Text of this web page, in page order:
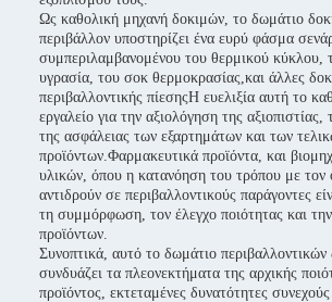
Ως καθολική μηχανή δοκιμών, το δωμάτιο
περιβάλλον υποστηρίζει ένα ευρύ φάσμα
συμπεριλαμβανομένου του θερμικού κύκλου,
υγρασία, του σοκ θερμοκρασίας,και άλλες
περιβαλλοντικής πίεσηςΗ ευελιξία αυτή το
εργαλείο για την αξιολόγηση της αξιοπιστίας,
της ασφάλειας των εξαρτημάτων και των
προϊόντων.Φαρμακευτικά προϊόντα, και
υλικών, όπου η κατανόηση του τρόπου με τον
αντιδρούν σε περιβαλλοντικούς παράγοντες
τη συμμόρφωση, τον έλεγχο ποιότητας και
προϊόντων.
Συνοπτικά, αυτό το δωμάτιο περιβαλλοντικών
συνδυάζει τα πλεονεκτήματα της αρχικής
προϊόντος, εκτεταμένες δυνατότητες συνεχούς